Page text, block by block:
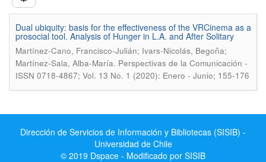
Dual ubiquity: basis for the effectiveness of the VRCinema as a
prosocial tool. Analysis of Hunger in L.A. and After Solitary
Martínez-Cano, Francisco-Julián; Ivars-Nicolás, Begoña;
Martínez-Sala, Alba-María. Perspectivas de la Comunicación -
ISSN 0718-4867; Vol. 13 No. 1 (2020): Enero - Junio; 155-176
Dirección de Servicios de Información y Bibliotecas (SISIB) -
Universidad de Chile
© 2019 Dspace - Modificado por SISIB